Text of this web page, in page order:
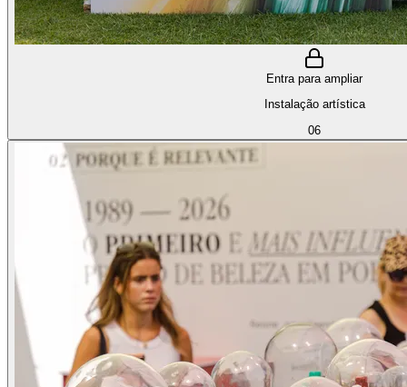
Entra para ampliar
Instalação artística
06